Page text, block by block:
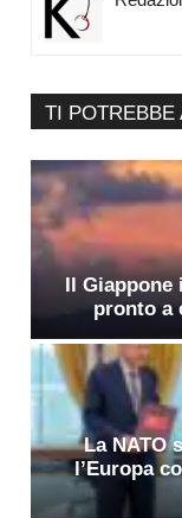
TI POTREBBE
Il Giappone
pronto a
La NATO
l’Europa